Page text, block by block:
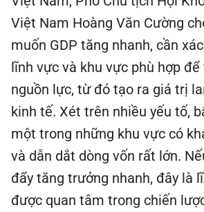
Việt Nam Hoàng Văn Cường
muốn GDP tăng nhanh, cần
lĩnh vực và khu vực phù hợp
nguồn lực, từ đó tạo ra giá trị
kinh tế. Xét trên nhiều yếu tố,
một trong những khu vực có
và dẫn dắt dòng vốn rất lớn.
đẩy tăng trưởng nhanh, đây là
được quan tâm trong chiến